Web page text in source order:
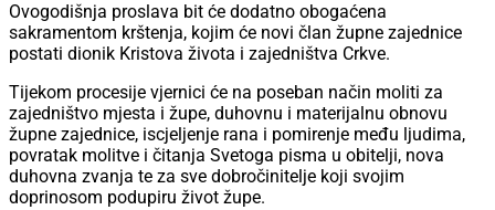
Ovogodišnja proslava bit će dodatno obogaćena
sakramentom krštenja, kojim će novi član župne zajednice
postati dionik Kristova života i zajedništva Crkve.
Tijekom procesije vjernici će na poseban način moliti za
zajedništvo mjesta i župe, duhovnu i materijalnu obnovu
župne zajednice, iscjeljenje rana i pomirenje među ljudima,
povratak molitve i čitanja Svetoga pisma u obitelji, nova
duhovna zvanja te za sve dobročinitelje koji svojim
doprinosom podupiru život župe.